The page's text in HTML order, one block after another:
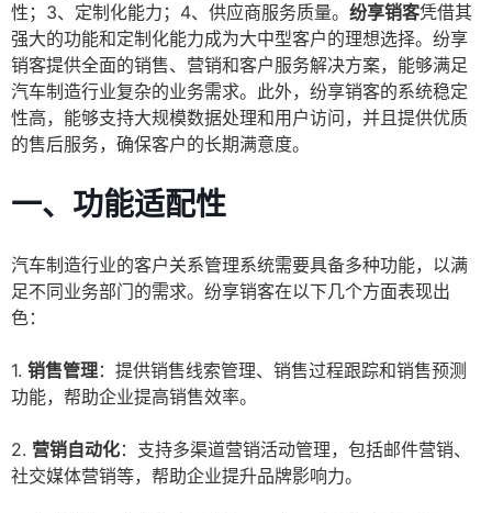
性；3、定制化能力；4、供应商服务质量。 纷享销客凭借其
强大的功能和定制化能力成为大中型客户的理想选择。纷享
销客提供全面的销售、营销和客户服务解决方案，能够满足
汽车制造行业复杂的业务需求。此外，纷享销客的系统稳定
性高，能够支持大规模数据处理和用户访问，并且提供优质
的售后服务，确保客户的长期满意度。
一、功能适配性
汽车制造行业的客户关系管理系统需要具备多种功能，以满
足不同业务部门的需求。纷享销客在以下几个方面表现出
色：
1. 销售管理：提供销售线索管理、销售过程跟踪和销售预测
功能，帮助企业提高销售效率。
2. 营销自动化：支持多渠道营销活动管理，包括邮件营销、
社交媒体营销等，帮助企业提升品牌影响力。